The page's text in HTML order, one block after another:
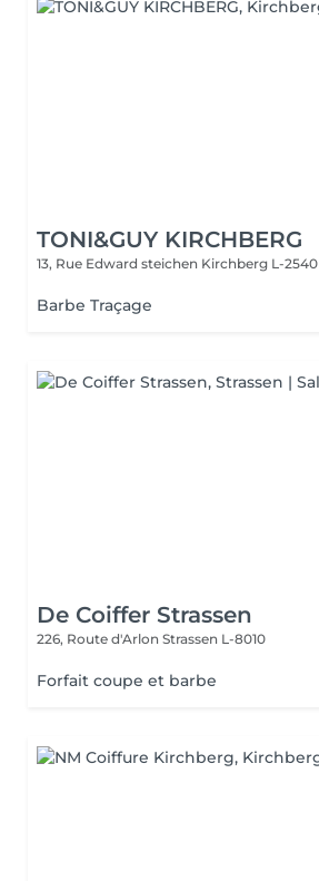
TONI&GUY KIRCHBERG
13, Rue Edward steichen Kirchberg L-2540
Barbe Traçage
De Coiffer Strassen
226, Route d'Arlon Strassen L-8010
Forfait coupe et barbe